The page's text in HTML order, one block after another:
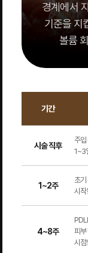
경계에서
기준을 지
볼륨
기간
시술 직후
주입
1~3
1~2주
초기
시작
4~8주
피부
시점